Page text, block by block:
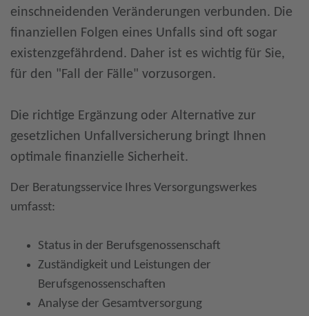
einschneidenden Veränderungen verbunden. Die
finanziellen Folgen eines Unfalls sind oft sogar
existenzgefährdend. Daher ist es wichtig für Sie,
für den "Fall der Fälle" vorzusorgen.
Die richtige Ergänzung oder Alternative zur
gesetzlichen Unfallversicherung bringt Ihnen
optimale finanzielle Sicherheit.
Der Beratungsservice Ihres Versorgungswerkes
umfasst:
Status in der Berufsgenossenschaft
Zuständigkeit und Leistungen der
Berufsgenossenschaften
Analyse der Gesamtversorgung